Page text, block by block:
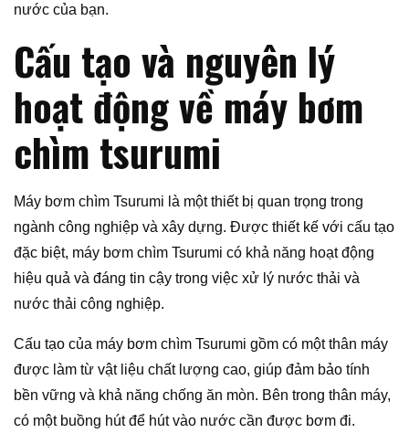
nước của bạn.
Cấu tạo và nguyên lý
hoạt động về máy bơm
chìm tsurumi
Máy bơm chìm Tsurumi là một thiết bị quan trọng trong
ngành công nghiệp và xây dựng. Được thiết kế với cấu tạo
đặc biệt, máy bơm chìm Tsurumi có khả năng hoạt động
hiệu quả và đáng tin cậy trong việc xử lý nước thải và
nước thải công nghiệp.
Cấu tạo của máy bơm chìm Tsurumi gồm có một thân máy
được làm từ vật liệu chất lượng cao, giúp đảm bảo tính
bền vững và khả năng chống ăn mòn. Bên trong thân máy,
có một buồng hút để hút vào nước cần được bơm đi.